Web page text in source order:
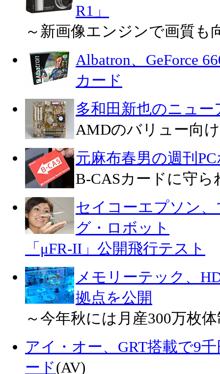
R1」
～新画像エンジンで画質も
Albatron、GeForce
カード
多和田新也のニュ
AMDのバリュー向け
元麻布春男の週刊
B-CASカードに守
セイコーエプソン
グ・ロボット
「μFR-II」公開飛行テスト
メモリーテック、
拠点を公開
～今年秋には月産300万枚
アイ・オー、GRT搭載で9
ード(AV)